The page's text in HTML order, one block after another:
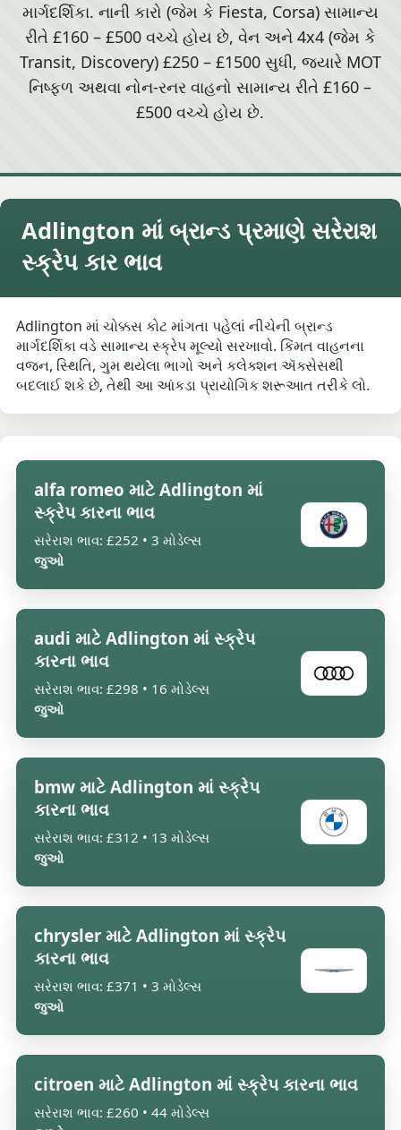
માર્ગદર્શિકા. નાની કારો (જેમ કે Fiesta, Corsa) સામાન્ય
રીતે £160 – £500 વચ્ચે હોય છે, વેન અને 4x4 (જેમ કે
Transit, Discovery) £250 – £1500 સુધી, જ્યારે MOT
નિષ્ફળ અથવા નોન-રનર વાહનો સામાન્ય રીતે £160 –
£500 વચ્ચે હોય છે.
Adlington માં બ્રાન્ડ પ્રમાણે સરેરાશ
સ્ક્રેપ કાર ભાવ
Adlington માં ચોક્કસ કોટ માંગતા પહેલાં નીચેની બ્રાન્ડ
માર્ગદર્શિકા વડે સામાન્ય સ્ક્રેપ મૂલ્યો સરખાવો. કિંમત વાહનના
વજન, સ્થિતિ, ગુમ થયેલા ભાગો અને કલેક્શન ઍક્સેસથી
બદલાઈ શકે છે, તેથી આ આંકડા પ્રાયોગિક શરૂઆત તરીકે લો.
alfa romeo માટે Adlington માં
સ્ક્રેપ કારના ભાવ
સરેરાશ ભાવ: £252 • 3 મોડેલ્સ
જુઓ
audi માટે Adlington માં સ્ક્રેપ
કારના ભાવ
સરેરાશ ભાવ: £298 • 16 મોડેલ્સ
જુઓ
bmw માટે Adlington માં સ્ક્રેપ
કારના ભાવ
સરેરાશ ભાવ: £312 • 13 મોડેલ્સ
જુઓ
chrysler માટે Adlington માં સ્ક્રેપ
કારના ભાવ
સરેરાશ ભાવ: £371 • 3 મોડેલ્સ
જુઓ
citroen માટે Adlington માં સ્ક્રેપ કારના ભાવ
સરેરાશ ભાવ: £260 • 44 મોડેલ્સ